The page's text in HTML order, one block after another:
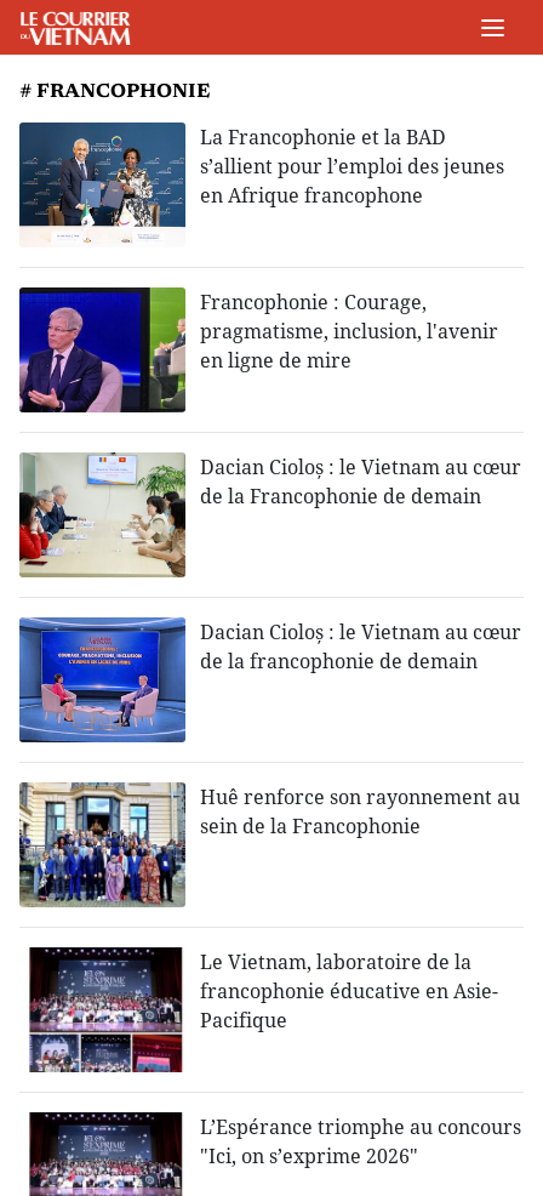
# FRANCOPHONIE
La Francophonie et la BAD
s’allient pour l’emploi des jeunes
en Afrique francophone
Francophonie : Courage,
pragmatisme, inclusion, l'avenir
en ligne de mire
Dacian Cioloș : le Vietnam au cœur
de la Francophonie de demain
Dacian Cioloș : le Vietnam au cœur
de la francophonie de demain
Huê renforce son rayonnement au
sein de la Francophonie
Le Vietnam, laboratoire de la
francophonie éducative en Asie-
Pacifique
L’Espérance triomphe au concours
"Ici, on s’exprime 2026"